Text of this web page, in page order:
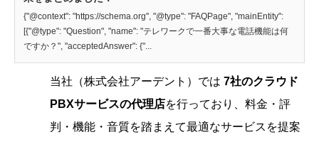
{"@context": "https://schema.org", "@type": "FAQPage", "mainEntity":
[{"@type": "Question", "name": "テレワークで一番大事な電話機能は何
ですか？", "acceptedAnswer": {"...
当社（株式会社アーデント）では 7社のクラウド
PBXサービスの代理店を行っており、料金・評
判・機能・音質を踏まえて最適なサービスを提案